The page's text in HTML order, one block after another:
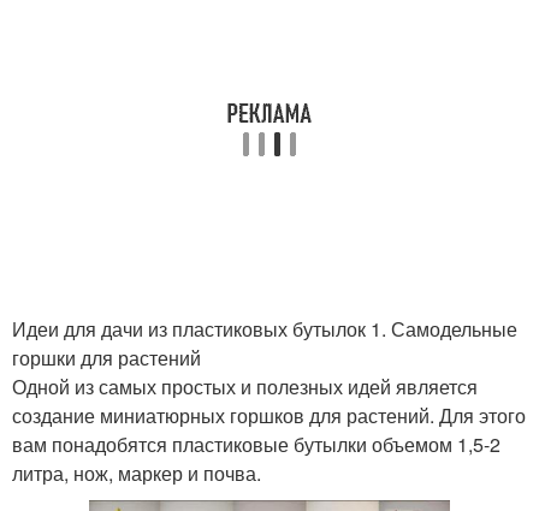
Идеи для дачи из пластиковых бутылок 1. Самодельные
горшки для растений
Одной из самых простых и полезных идей является
создание миниатюрных горшков для растений. Для этого
вам понадобятся пластиковые бутылки объемом 1,5-2
литра, нож, маркер и почва.